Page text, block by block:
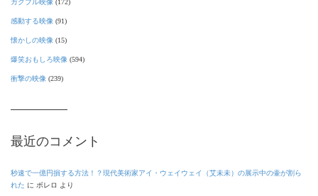
ガクブル映像 (172)
感動する映像 (91)
懐かしの映像 (15)
爆笑おもしろ映像 (594)
衝撃の映像 (239)
最近のコメント
秒速で一億円損する方法！？現代美術家アイ・ウェイウェイ（艾未未）の展示中の壷が割ら
れた に ボレロ より